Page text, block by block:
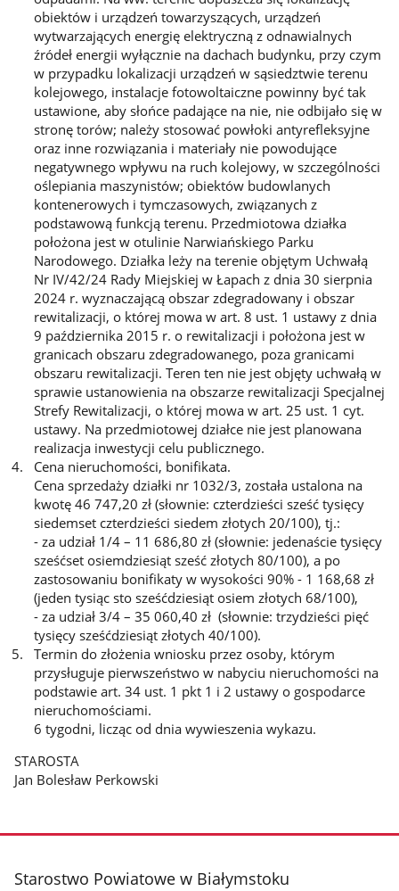
obiektów i urządzeń towarzyszących, urządzeń
wytwarzających energię elektryczną z odnawialnych
źródeł energii wyłącznie na dachach budynku, przy czym
w przypadku lokalizacji urządzeń w sąsiedztwie terenu
kolejowego, instalacje fotowoltaiczne powinny być tak
ustawione, aby słońce padające na nie, nie odbijało się w
stronę torów; należy stosować powłoki antyrefleksyjne
oraz inne rozwiązania i materiały nie powodujące
negatywnego wpływu na ruch kolejowy, w szczególności
oślepiania maszynistów; obiektów budowlanych
kontenerowych i tymczasowych, związanych z
podstawową funkcją terenu. Przedmiotowa działka
położona jest w otulinie Narwiańskiego Parku
Narodowego. Działka leży na terenie objętym Uchwałą
Nr IV/42/24 Rady Miejskiej w Łapach z dnia 30 sierpnia
2024 r. wyznaczającą obszar zdegradowany i obszar
rewitalizacji, o której mowa w art. 8 ust. 1 ustawy z dnia
9 października 2015 r. o rewitalizacji i położona jest w
granicach obszaru zdegradowanego, poza granicami
obszaru rewitalizacji. Teren ten nie jest objęty uchwałą w
sprawie ustanowienia na obszarze rewitalizacji Specjalnej
Strefy Rewitalizacji, o której mowa w art. 25 ust. 1 cyt.
ustawy. Na przedmiotowej działce nie jest planowana
realizacja inwestycji celu publicznego.
Cena nieruchomości, bonifikata.
Cena sprzedaży działki nr 1032/3, została ustalona na
kwotę 46 747,20 zł (słownie: czterdzieści sześć tysięcy
siedemset czterdzieści siedem złotych 20/100), tj.:
- za udział 1/4 – 11 686,80 zł (słownie: jedenaście tysięcy
sześćset osiemdziesiąt sześć złotych 80/100), a po
zastosowaniu bonifikaty w wysokości 90% - 1 168,68 zł
(jeden tysiąc sto sześćdziesiąt osiem złotych 68/100),
- za udział 3/4 – 35 060,40 zł (słownie: trzydzieści pięć
tysięcy sześćdziesiąt złotych 40/100).
Termin do złożenia wniosku przez osoby, którym
przysługuje pierwszeństwo w nabyciu nieruchomości na
podstawie art. 34 ust. 1 pkt 1 i 2 ustawy o gospodarce
nieruchomościami.
6 tygodni, licząc od dnia wywieszenia wykazu.
STAROSTA
Jan Bolesław Perkowski
stopka
Starostwo Powiatowe w Białymstoku